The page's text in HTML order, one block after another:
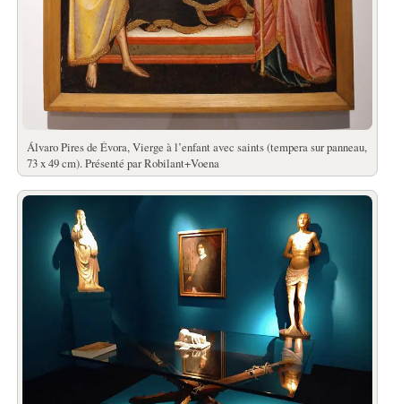
Álvaro Pires de Évora, Vierge à l’enfant avec saints (tempera sur panneau,
73 x 49 cm). Présenté par Robilant+Voena